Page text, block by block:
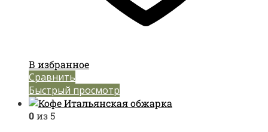
В избранное
Сравнить
Быстрый просмотр
0из 5